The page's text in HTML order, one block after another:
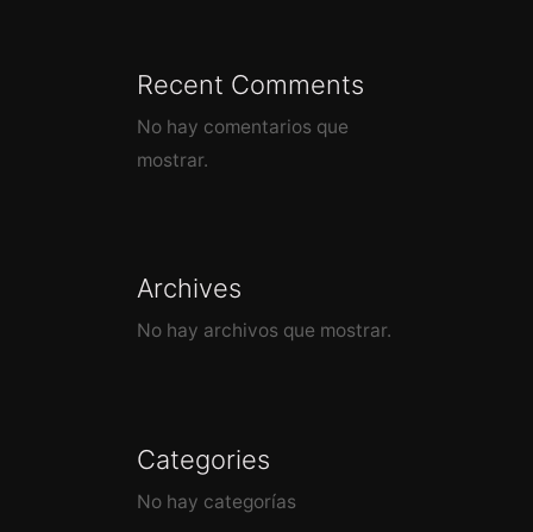
Recent Comments
No hay comentarios que
mostrar.
Archives
No hay archivos que mostrar.
Categories
No hay categorías